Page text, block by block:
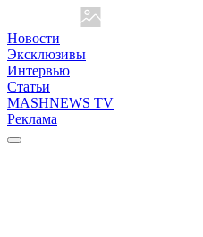
Новости
Эксклюзивы
Интервью
Статьи
MASHNEWS TV
Реклама